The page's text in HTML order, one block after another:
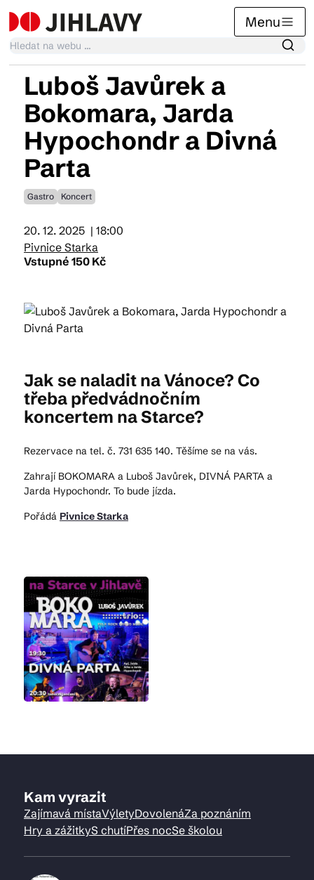
Menu
Kalendář akcí
Tradiční akce
Články
Suvenýry
Praktické info
CS EN DE
© 2026 Brána Jihlavy
Luboš Javůrek a
Bokomara, Jarda
Hypochondr a Divná
Parta
Gastro Koncert
20. 12. 2025 | 18:00
Pivnice Starka
Vstupné 150 Kč
Jak se naladit na Vánoce? Co
třeba předvádnočním
koncertem na Starce?
Rezervace na tel. č. 731 635 140. Těšíme se na vás.
Zahrají BOKOMARA a Luboš Javůrek, DIVNÁ PARTA a
Jarda Hypochondr. To bude jízda.
Pořádá Pivnice Starka
Kam vyrazit
Zajímavá místaVýletyDovolenáZa poznáním
Hry a zážitkyS chutíPřes nocSe školou